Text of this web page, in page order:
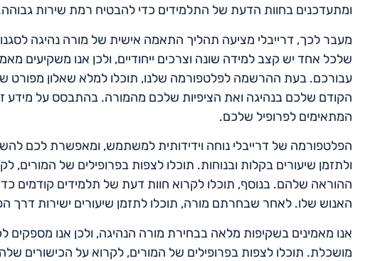
ומתעדכנים בחוות הדעת של התלמידים כדי להבטיח רמת שירות
מעבר לכך, דרייבלי מציעה תהליך התאמה אישית של מורה נהיגה
שלכל אחד יש קצב למידה שונה וצרכים ייחודיים, ולכן אנו משקיעים
עבורכם. בעת ההרשמה לפלטפורמה שלנו, תוכלו למלא שאלון מפורט
הקודם שלכם בנהיגה ואת הציפיות שלכם מהמורה. בהתבסס על מידע
המתאימים לפרופיל שלכם.
הפלטפורמה של דרייבלי נוחה וידידותית למשתמש, ומאפשרת לכם
ולתזמן שיעורים בקלות ובנוחות. תוכלו לצפות בפרופילים של המורים,
ההוראה שלהם. בנוסף, תוכלו לקרוא חוות דעת של תלמידים קודמים
האנוש שלו. לאחר שבחרתם מורה, תוכלו לתזמן שיעורים ישירות דרך
אנו מאמינים בשקיפות מלאה בבחירת מורה הנהיגה, ולכן אנו
מושכלת. תוכלו לצפות בפרופילים של המורים, לקרוא על הכישורים